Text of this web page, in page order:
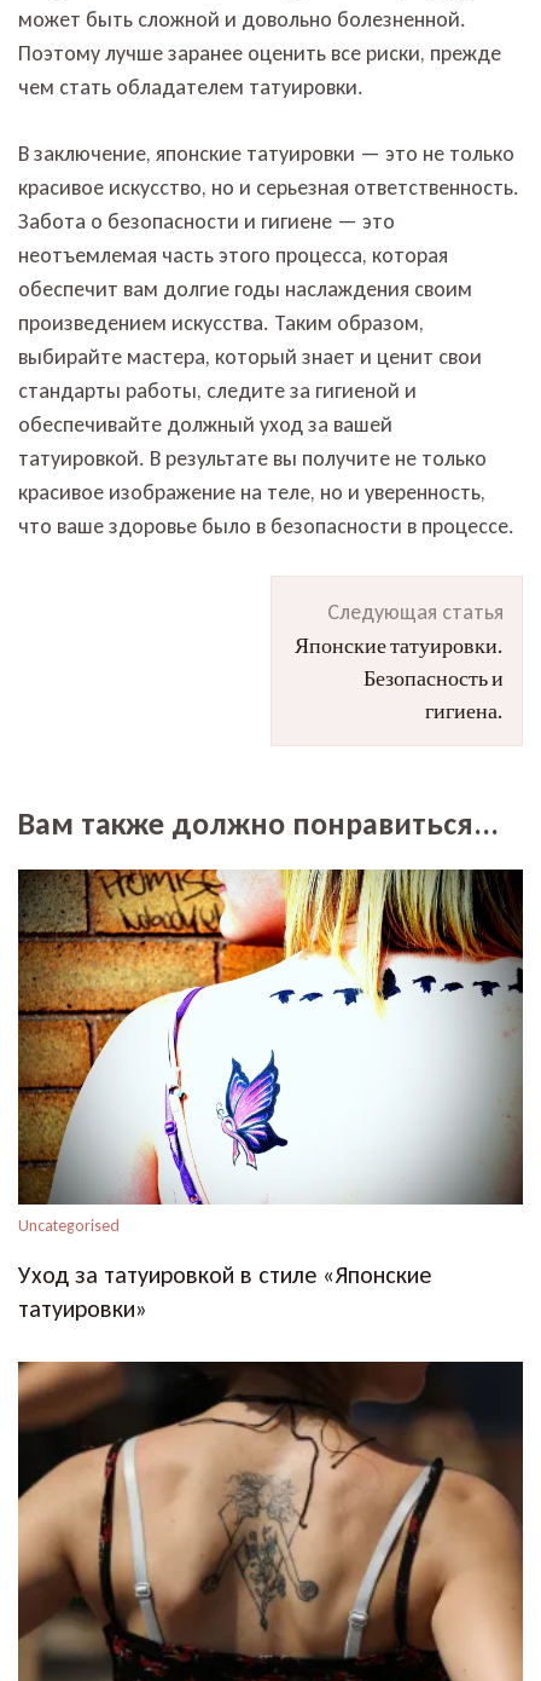
может быть сложной и довольно болезненной.
Поэтому лучше заранее оценить все риски, прежде
чем стать обладателем татуировки.
В заключение, японские татуировки — это не только
красивое искусство, но и серьезная ответственность.
Забота о безопасности и гигиене — это
неотъемлемая часть этого процесса, которая
обеспечит вам долгие годы наслаждения своим
произведением искусства. Таким образом,
выбирайте мастера, который знает и ценит свои
стандарты работы, следите за гигиеной и
обеспечивайте должный уход за вашей
татуировкой. В результате вы получите не только
красивое изображение на теле, но и уверенность,
что ваше здоровье было в безопасности в процессе.
Следующая статья
Японские татуировки.
Безопасность и
гигиена.
Вам также должно понравиться...
Uncategorised
Уход за татуировкой в стиле «Японские
татуировки»